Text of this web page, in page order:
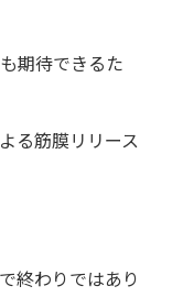
期待できるた
る筋膜リリース
終わりではあり